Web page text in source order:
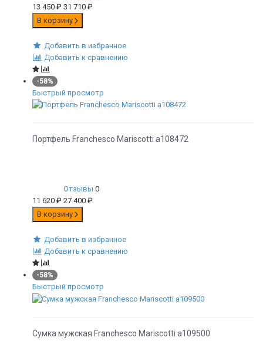
13 450 ₽ 31 710 ₽
В корзину
Добавить в избранное
Добавить к сравнению
-58%
Быстрый просмотр
Портфель Franchesco Mariscotti а108472
Отзывы 0
11 620 ₽ 27 400 ₽
В корзину
Добавить в избранное
Добавить к сравнению
-58%
Быстрый просмотр
Сумка мужская Franchesco Mariscotti а109500